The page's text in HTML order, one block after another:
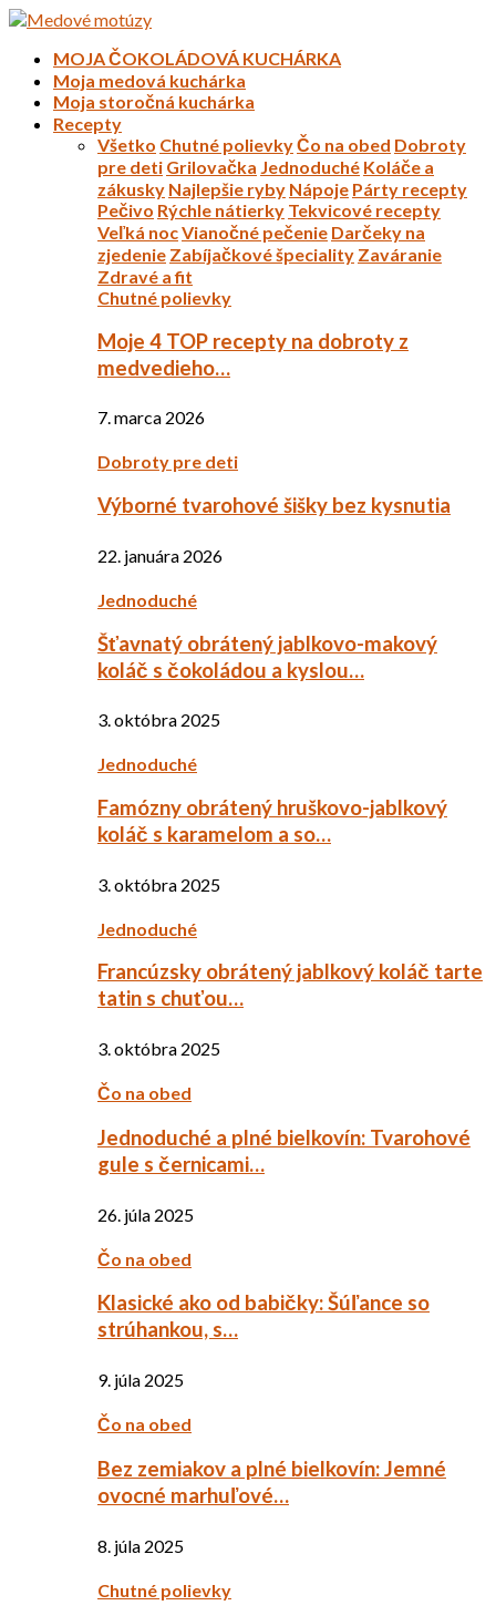
MOJA ČOKOLÁDOVÁ KUCHÁRKA
Moja medová kuchárka
Moja storočná kuchárka
Recepty
Všetko Chutné polievkyČo na obed Dobroty
pre deti Grilovačka Jednoduché Koláče a
zákusky Najlepšie ryby Nápoje Párty recepty
Pečivo Rýchle nátierky Tekvicové recepty
Veľká nocVianočné pečenie Darčeky na
zjedenie Zabíjačkové špeciality Zaváranie
Zdravé a fit
Chutné polievky
Moje 4 TOP recepty na dobroty z
medvedieho…
7. marca 2026
Dobroty pre deti
Výborné tvarohové šišky bez kysnutia
22. januára 2026
Jednoduché
Šťavnatý obrátený jablkovo-makový
koláč s čokoládou a kyslou…
3. októbra 2025
Jednoduché
Famózny obrátený hruškovo-jablkový
koláč s karamelom a so…
3. októbra 2025
Jednoduché
Francúzsky obrátený jablkový koláč tarte
tatin s chuťou…
3. októbra 2025
Čo na obed
Jednoduché a plné bielkovín: Tvarohové
gule s černicami…
26. júla 2025
Čo na obed
Klasické ako od babičky: Šúľance so
strúhankou, s…
9. júla 2025
Čo na obed
Bez zemiakov a plné bielkovín: Jemné
ovocné marhuľové…
8. júla 2025
Chutné polievky